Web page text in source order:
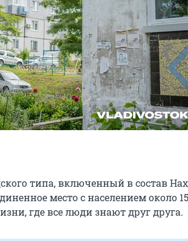
типа, включенный в состав
место с населением около
где все люди знают друг друга.